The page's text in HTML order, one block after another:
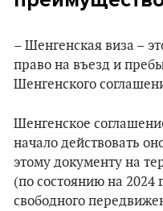
– Шенгенская виза –
право на въезд и
Шенгенского
Шенгенское
начало действовать
этому документу на
(по состоянию на 2024
свободного